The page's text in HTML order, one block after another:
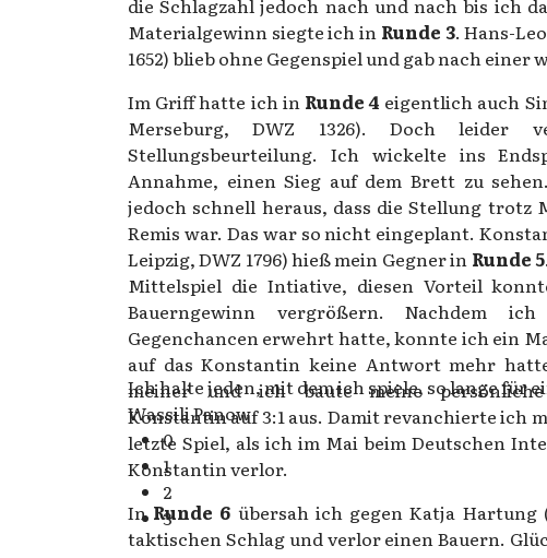
Ich halte jeden, mit dem ich spiele, so lange für
Wassili Panow
0
1
2
3
die Schlagzahl jedoch nach und nach bis ich
Materialgewinn siegte ich in Runde 3. Hans-
1652) blieb ohne Gegenspiel und gab nach einer
Im Griff hatte ich in Runde 4 eigentlich auch
Merseburg, DWZ 1326). Doch leider
Stellungsbeurteilung. Ich wickelte ins
Annahme, einen Sieg auf dem Brett zu
jedoch schnell heraus, dass die Stellung trotz
Remis war. Das war so nicht eingeplant.
Leipzig, DWZ 1796) hieß mein Gegner in Runde 5
Mittelspiel die Intiative, diesen Vorteil
Bauerngewinn vergrößern. Nachdem
Gegenchancen erwehrt hatte, konnte ich ein
auf das Konstantin keine Antwort mehr
meiner und ich baute meine
Konstantin auf 3:1 aus. Damit revanchierte ich
letzte Spiel, als ich im Mai beim Deutschen
Konstantin verlor.
In Runde 6 übersah ich gegen Katja Hartung
taktischen Schlag und verlor einen Bauern.